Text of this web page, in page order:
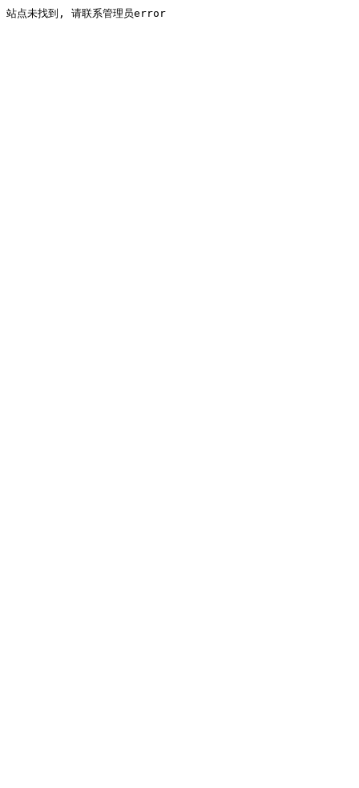
站点未找到, 请联系管理员error